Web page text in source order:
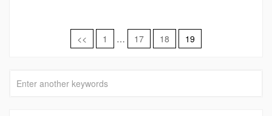
Stránkování
<< 1 … 17 18 19